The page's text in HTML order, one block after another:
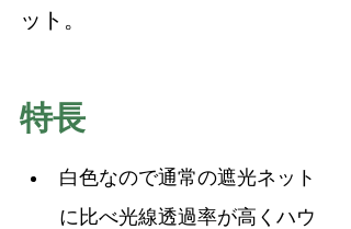
ット。
特長
白色なので通常の遮光ネット
に比べ光線透過率が高くハウ